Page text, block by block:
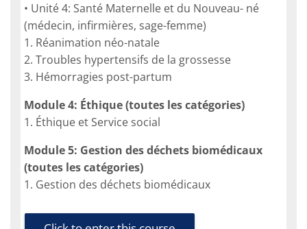
• Unité 4: Santé Maternelle et du Nouveau- né
(médecin, infirmières, sage-femme)
1. Réanimation néo-natale
2. Troubles hypertensifs de la grossesse
3. Hémorragies post-partum
Module 4: Éthique (toutes les catégories)
1. Éthique et Service social
Module 5: Gestion des déchets biomédicaux
(toutes les catégories)
1. Gestion des déchets biomédicaux